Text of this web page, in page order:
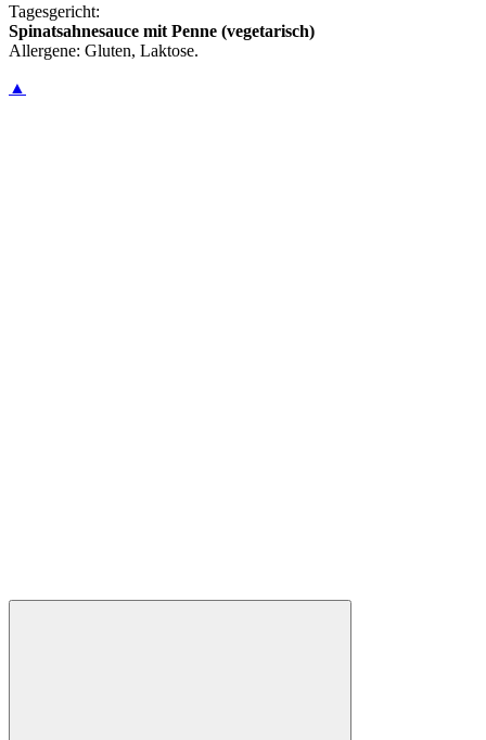
Tagesgericht:
Spinatsahnesauce mit Penne (vegetarisch)
Allergene: Gluten, Laktose.
▲